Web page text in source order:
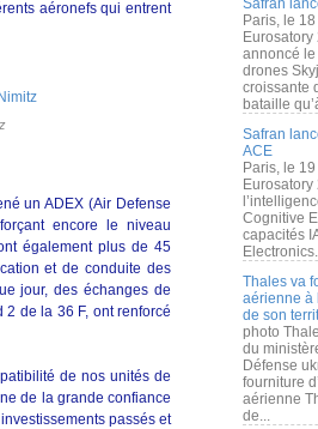
aéronefs qui entrent
un ADEX (Air Defense
encore le niveau
également plus de 45
et de conduite des
jour, des échanges de
2 de la 36 F, ont renforcé
de nos unités de
de la grande confiance
passés et
Safran
Paris, le
annoncé
drones
croissante
bataille
Safran
ACE
Paris, le
Cognitive
capacités
Thales va
aérienne à
de son
photo
du
Défense
fourniture
aérienne
de...